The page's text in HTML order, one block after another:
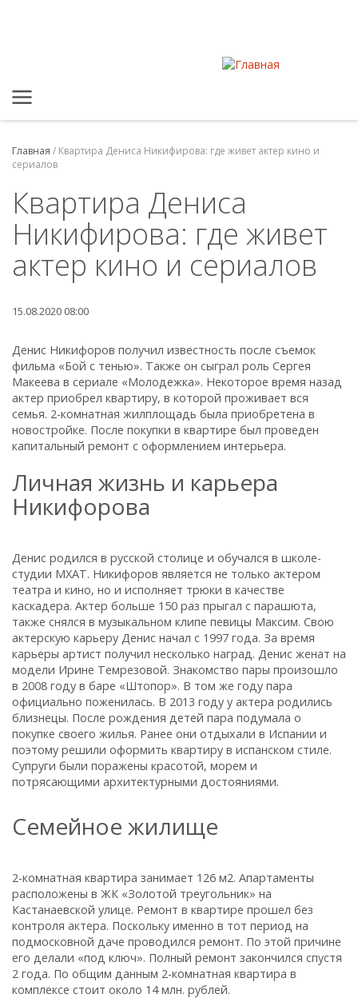
Главная / Квартира Дениса Никифирова: где живет актер кино и
сериалов
Квартира Дениса
Никифирова: где живет
актер кино и сериалов
15.08.2020 08:00
Денис Никифоров получил известность после съемок
фильма «Бой с тенью». Также он сыграл роль Сергея
Макеева в сериале «Молодежка». Некоторое время назад
актер приобрел квартиру, в которой проживает вся
семья. 2-комнатная жилплощадь была приобретена в
новостройке. После покупки в квартире был проведен
капитальный ремонт с оформлением интерьера.
Личная жизнь и карьера
Никифорова
Денис родился в русской столице и обучался в школе-
студии МХАТ. Никифоров является не только актером
театра и кино, но и исполняет трюки в качестве
каскадера. Актер больше 150 раз прыгал с парашюта,
также снялся в музыкальном клипе певицы Максим. Свою
актерскую карьеру Денис начал с 1997 года. За время
карьеры артист получил несколько наград. Денис женат на
модели Ирине Темрезовой. Знакомство пары произошло
в 2008 году в баре «Штопор». В том же году пара
официально поженилась. В 2013 году у актера родились
близнецы. После рождения детей пара подумала о
покупке своего жилья. Ранее они отдыхали в Испании и
поэтому решили оформить квартиру в испанском стиле.
Супруги были поражены красотой, морем и
потрясающими архитектурными достояниями.
Семейное жилище
2-комнатная квартира занимает 126 м2. Апартаменты
расположены в ЖК «Золотой треугольник» на
Кастанаевской улице. Ремонт в квартире прошел без
контроля актера. Поскольку именно в тот период на
подмосковной даче проводился ремонт. По этой причине
его делали «под ключ». Полный ремонт закончился спустя
2 года. По общим данным 2-комнатная квартира в
комплексе стоит около 14 млн. рублей.